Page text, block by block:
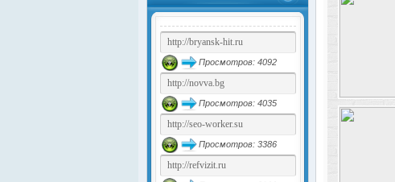
Просмотров: 4092
Просмотров: 4035
Просмотров: 3386